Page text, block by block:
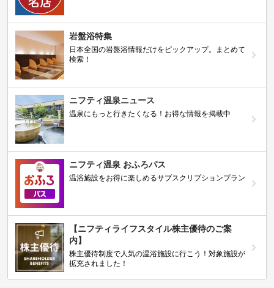
岩盤浴特集
日本全国の岩盤浴情報だけをピックアップ。まとめて
検索！
ニフティ温泉ニュース
温泉にもっと行きたくなる！お得な情報を掲載中
ニフティ温泉 おふろパス
温浴施設をお得に楽しめるサブスクリプションプラン
【ニフティライフスタイル株主優待のご案
内】
株主優待制度で人気の温浴施設に行こう！対象施設が
拡充されました！